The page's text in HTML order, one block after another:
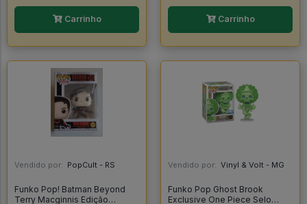
Carrinho Carrinho
Vendido por: PopCult - RS
Funko Pop! Batman Beyond
Terry Macginnis Edição
Vendido por: Vinyl & Volt - MG
Funko Pop Ghost Brook
Exclusive One Piece Selo